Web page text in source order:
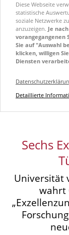
Diese Webseite
statistische
soziale Netzwerke
anzuzeigen. Je
vorangegangenen
Sie auf "Auswahl
klicken, willigen
Diensten
Detaillierte
Sechs
Universität
wahrt